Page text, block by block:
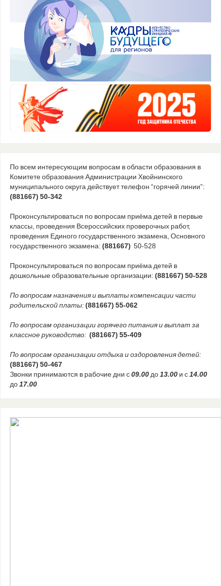
По всем интересующим вопросам в области образования в
Комитете образования Администрации Хвойнинского
муниципального округа действует телефон “горячей линии”:
(881667) 50-342
Проконсультироваться по вопросам приёма детей в первые
классы, проведения Всероссийских проверочных работ,
проведения Единого государственного экзамена, Основного
государственного экзамена: (881667) 50-528
Проконсультироваться по вопросам приёма детей в
дошкольные образовательные организации: (881667) 50-528
По вопросам назначения и выплаты компенсации части
родительской платы:(881667) 55-062
По вопросам организации горячего питания и выплат за
классное руководство:(881667) 55-409
По вопросам организации отдыха и оздоровления детей:
(881667) 50-467
Звонки принимаются в рабочие дни с09.00до13.00и с14.00
до17.00